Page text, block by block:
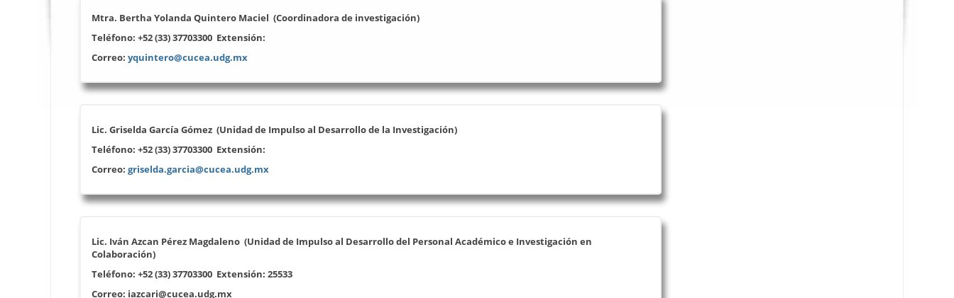
Mtra. Bertha Yolanda Quintero Maciel (Coordinadora de investigación)
Teléfono: +52 (33) 37703300 Extensión:
Correo: yquintero@cucea.udg.mx
Lic. Griselda García Gómez (Unidad de Impulso al Desarrollo de la Investigación)
Teléfono: +52 (33) 37703300 Extensión:
Correo: griselda.garcia@cucea.udg.mx
Lic. Iván Azcan Pérez Magdaleno (Unidad de Impulso al Desarrollo del Personal Académico e Investigación en
Colaboración)
Teléfono: +52 (33) 37703300 Extensión: 25533
Correo: iazcari@cucea.udg.mx